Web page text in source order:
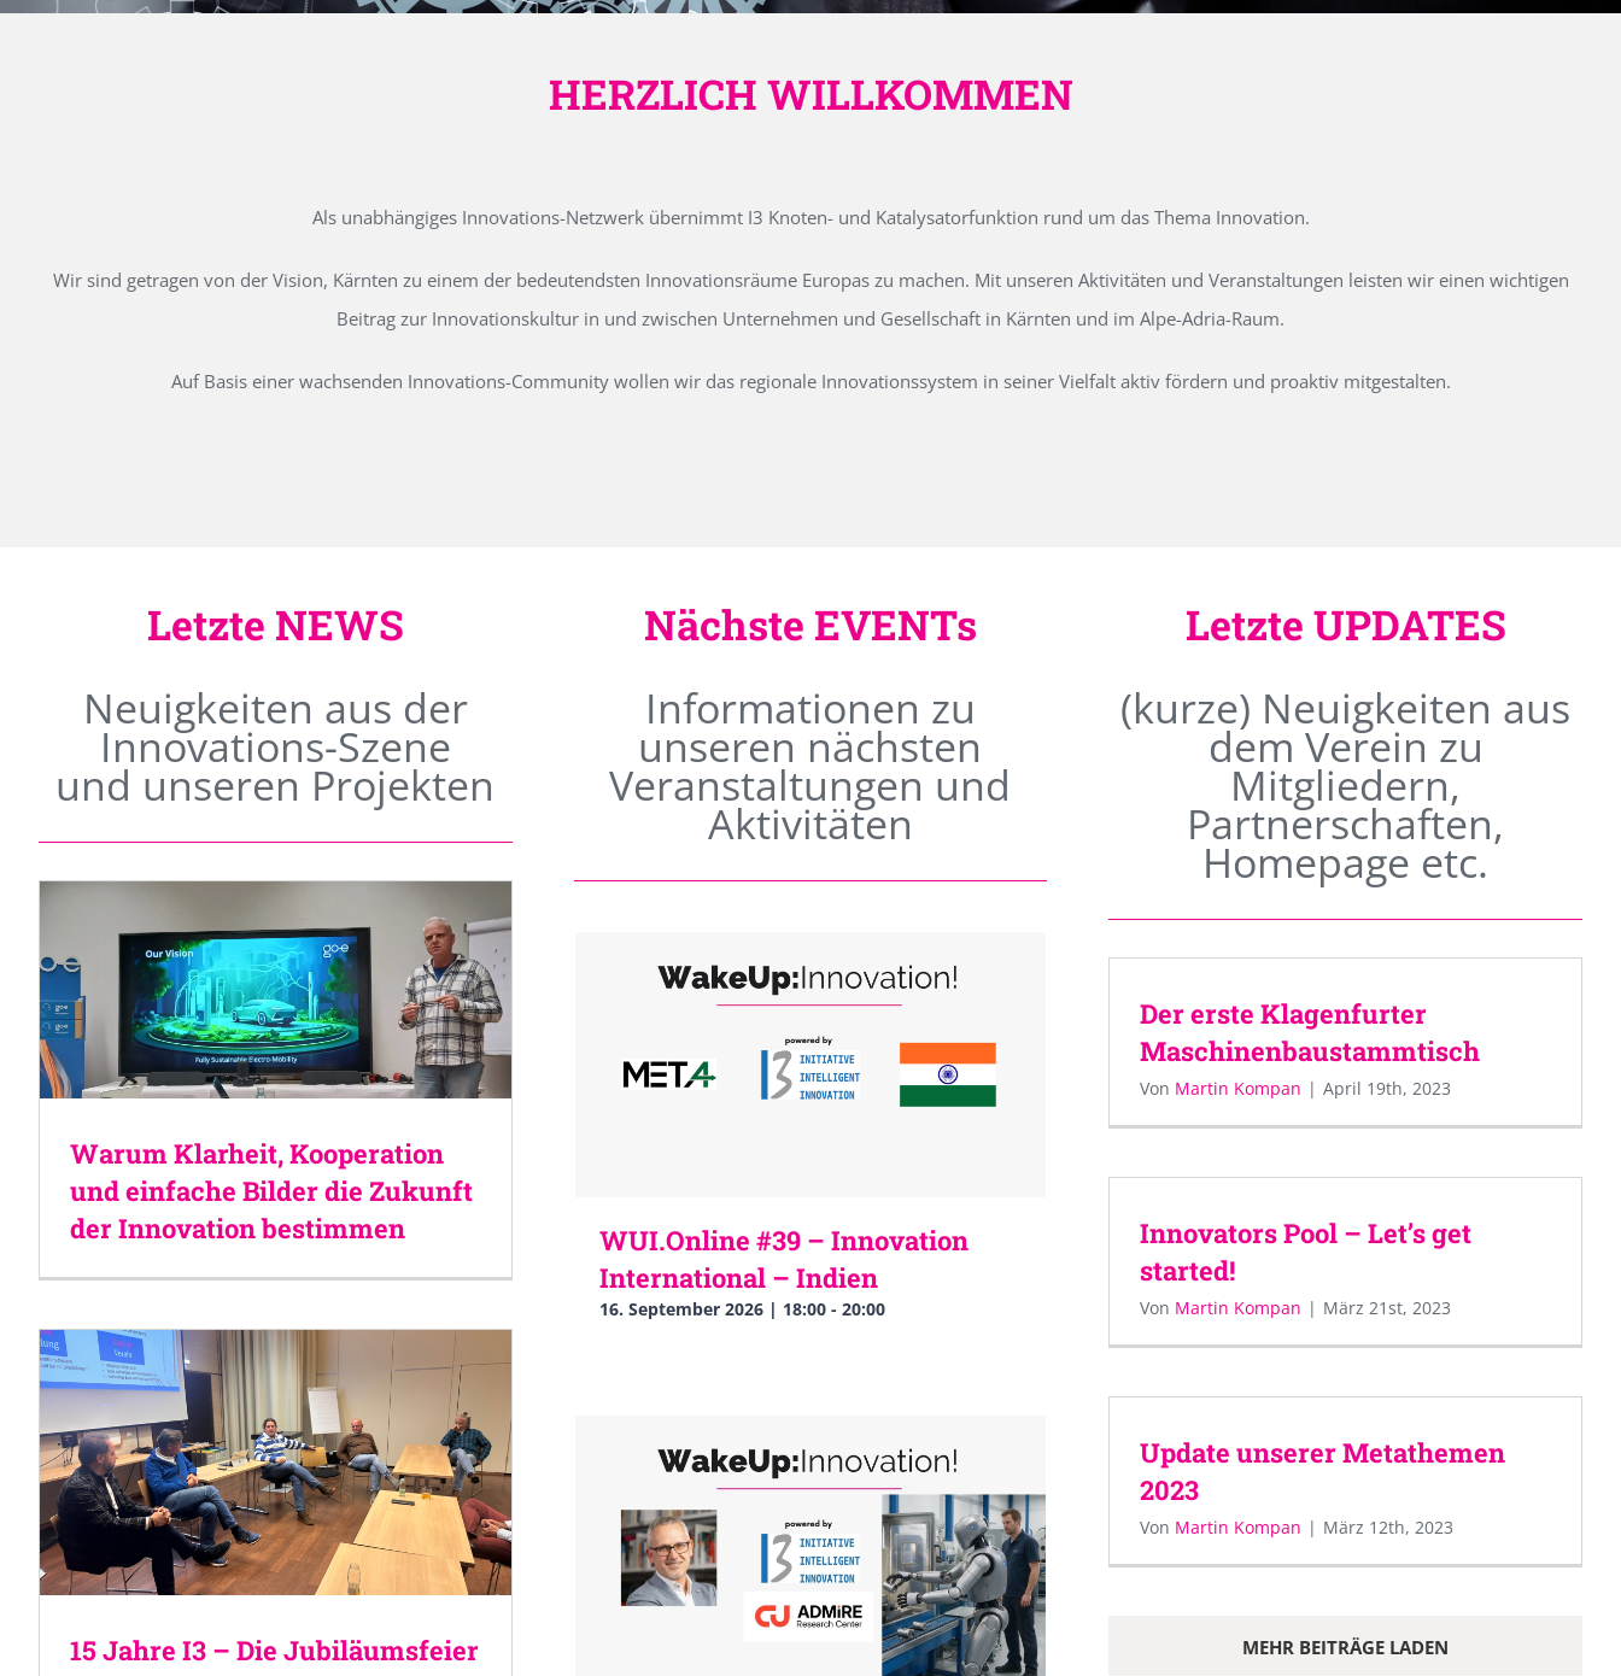
HERZLICH WILLKOMMEN
Als unabhängiges Innovations-Netzwerk übernimmt I3 Knoten- und Katalysatorfunktion rund um das Thema Innovation.
Wir sind getragen von der Vision, Kärnten zu einem der bedeutendsten Innovationsräume Europas zu machen. Mit unseren Aktivitäten und Veranstaltungen leisten wir einen wichtigen
Beitrag zur Innovationskultur in und zwischen Unternehmen und Gesellschaft in Kärnten und im Alpe-Adria-Raum.
Auf Basis einer wachsenden Innovations-Community wollen wir das regionale Innovationssystem in seiner Vielfalt aktiv fördern und proaktiv mitgestalten.
Letzte NEWS
Neuigkeiten aus der
Innovations-Szene
und unseren Projekten
Warum Klarheit, Kooperation
und einfache Bilder die Zukunft
der Innovation bestimmen
15 Jahre I3 – Die Jubiläumsfeier
Nächste EVENTs
Informationen zu
unseren nächsten
Veranstaltungen und
Aktivitäten
WUI.Online #39 – Innovation
International – Indien
16. September 2026 | 18:00- 20:00
Letzte UPDATES
(kurze) Neuigkeiten aus
dem Verein zu
Mitgliedern,
Partnerschaften,
Homepage etc.
Der erste Klagenfurter
Maschinenbaustammtisch
Von Martin Kompan | April 19th, 2023
Innovators Pool – Let’s get
started!
Von Martin Kompan | März 21st, 2023
Update unserer Metathemen
2023
Von Martin Kompan | März 12th, 2023
MEHR BEITRÄGE LADEN